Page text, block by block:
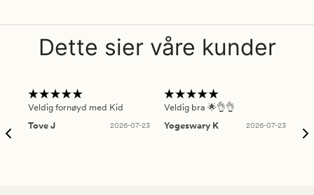
Dette sier våre kunder
Veldig fornøyd med Kid
Tove J
2026-07-23
Veldig bra 🌟👌👌
Yogeswary K
2026-07-23